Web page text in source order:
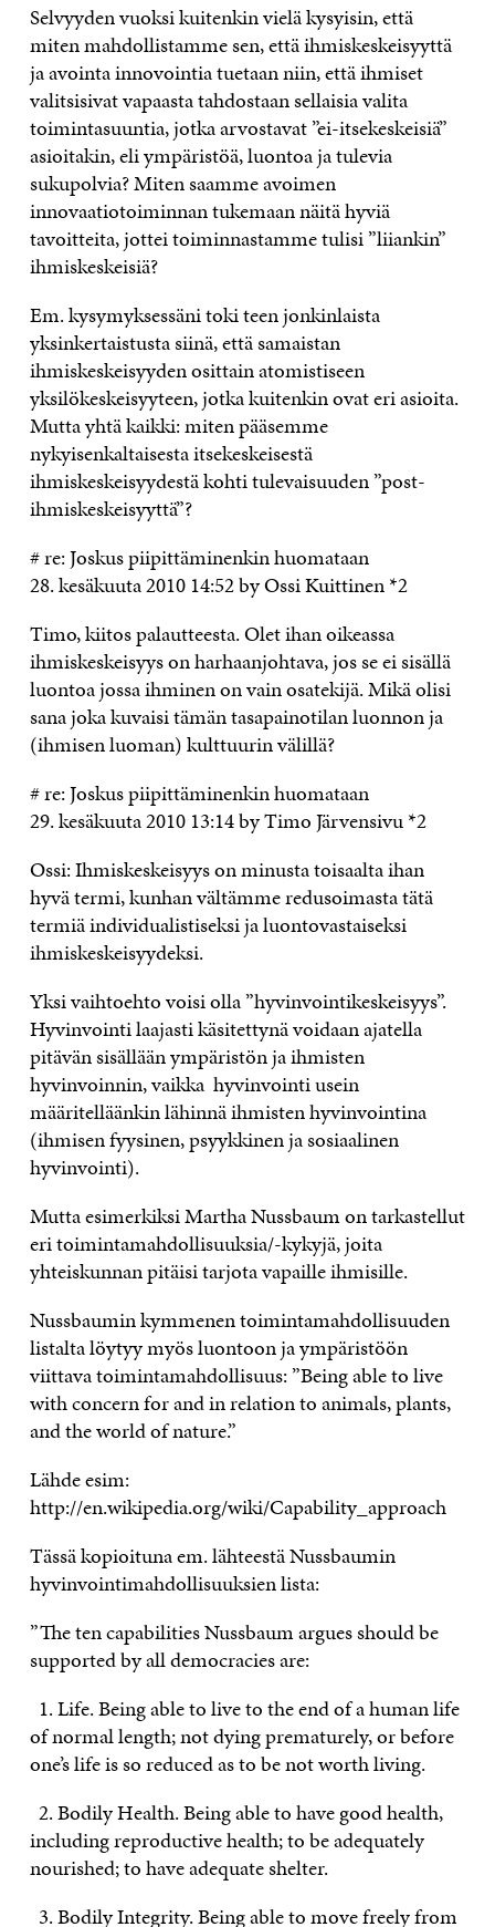
Selvyyden vuoksi kuitenkin vielä kysyisin, että
miten mahdollistamme sen, että ihmiskeskeisyyttä
ja avointa innovointia tuetaan niin, että ihmiset
valitsisivat vapaasta tahdostaan sellaisia valita
toimintasuuntia, jotka arvostavat ”ei-itsekeskeisiä”
asioitakin, eli ympäristöä, luontoa ja tulevia
sukupolvia? Miten saamme avoimen
innovaatiotoiminnan tukemaan näitä hyviä
tavoitteita, jottei toiminnastamme tulisi ”liiankin”
ihmiskeskeisiä?
Em. kysymyksessäni toki teen jonkinlaista
yksinkertaistusta siinä, että samaistan
ihmiskeskeisyyden osittain atomistiseen
yksilökeskeisyyteen, jotka kuitenkin ovat eri asioita.
Mutta yhtä kaikki: miten pääsemme
nykyisenkaltaisesta itsekeskeisestä
ihmiskeskeisyydestä kohti tulevaisuuden ”post-
ihmiskeskeisyyttä”?
# re: Joskus piipittäminenkin huomataan
28. kesäkuuta 2010 14:52 by Ossi Kuittinen *2
Timo, kiitos palautteesta. Olet ihan oikeassa
ihmiskeskeisyys on harhaanjohtava, jos se ei sisällä
luontoa jossa ihminen on vain osatekijä. Mikä olisi
sana joka kuvaisi tämän tasapainotilan luonnon ja
(ihmisen luoman) kulttuurin välillä?
# re: Joskus piipittäminenkin huomataan
29. kesäkuuta 2010 13:14 by Timo Järvensivu *2
Ossi: Ihmiskeskeisyys on minusta toisaalta ihan
hyvä termi, kunhan vältämme redusoimasta tätä
termiä individualistiseksi ja luontovastaiseksi
ihmiskeskeisyydeksi.
Yksi vaihtoehto voisi olla ”hyvinvointikeskeisyys”.
Hyvinvointi laajasti käsitettynä voidaan ajatella
pitävän sisällään ympäristön ja ihmisten
hyvinvoinnin, vaikka hyvinvointi usein
määritelläänkin lähinnä ihmisten hyvinvointina
(ihmisen fyysinen, psyykkinen ja sosiaalinen
hyvinvointi).
Mutta esimerkiksi Martha Nussbaum on tarkastellut
eri toimintamahdollisuuksia/-kykyjä, joita
yhteiskunnan pitäisi tarjota vapaille ihmisille.
Nussbaumin kymmenen toimintamahdollisuuden
listalta löytyy myös luontoon ja ympäristöön
viittava toimintamahdollisuus: ”Being able to live
with concern for and in relation to animals, plants,
and the world of nature.”
Lähde esim:
http://en.wikipedia.org/wiki/Capability_approach
Tässä kopioituna em. lähteestä Nussbaumin
hyvinvointimahdollisuuksien lista:
”The ten capabilities Nussbaum argues should be
supported by all democracies are:
1. Life. Being able to live to the end of a human life
of normal length; not dying prematurely, or before
one’s life is so reduced as to be not worth living.
2. Bodily Health. Being able to have good health,
including reproductive health; to be adequately
nourished; to have adequate shelter.
3. Bodily Integrity. Being able to move freely from